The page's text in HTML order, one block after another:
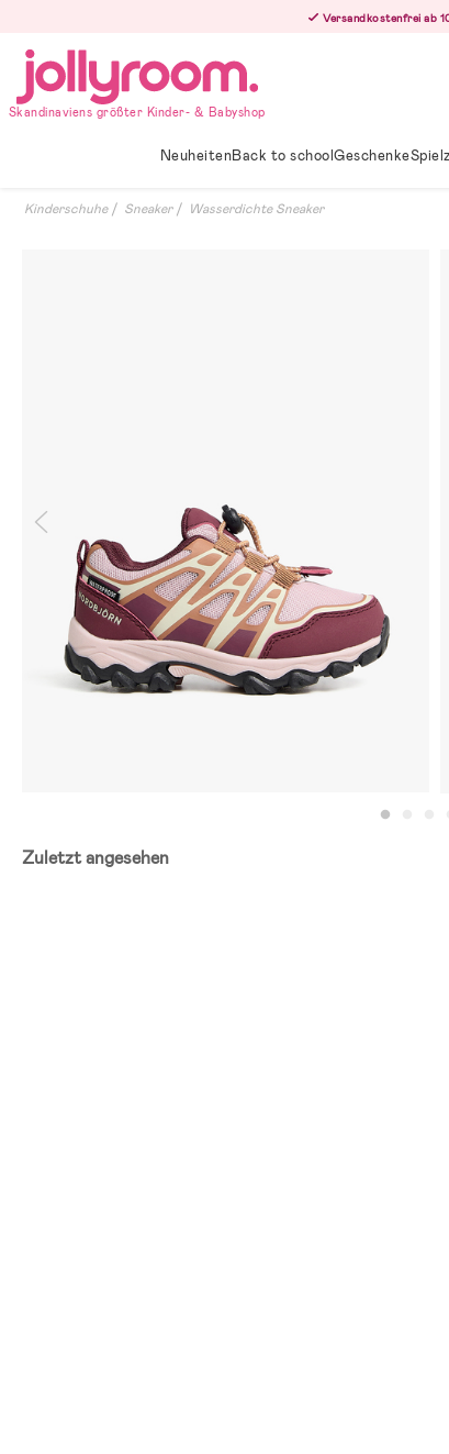
innehållet
Versandkostenfrei ab
Skandinaviens größter Kinder- & Babyshop
NeuheitenBack to schoolGeschenke
Kinderschuhe Sneaker Wasserdichte Sneaker
Zuletzt angesehen